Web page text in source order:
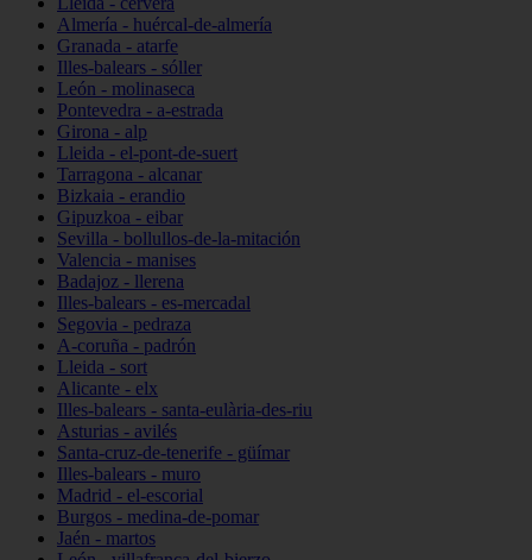
Almería - huércal-de-almería
Granada - atarfe
Illes-balears - sóller
León - molinaseca
Pontevedra - a-estrada
Girona - alp
Lleida - el-pont-de-suert
Tarragona - alcanar
Bizkaia - erandio
Gipuzkoa - eibar
Sevilla - bollullos-de-la-mitación
Valencia - manises
Badajoz - llerena
Illes-balears - es-mercadal
Segovia - pedraza
A-coruña - padrón
Lleida - sort
Alicante - elx
Illes-balears - santa-eulària-des-riu
Asturias - avilés
Santa-cruz-de-tenerife - güímar
Illes-balears - muro
Madrid - el-escorial
Burgos - medina-de-pomar
Jaén - martos